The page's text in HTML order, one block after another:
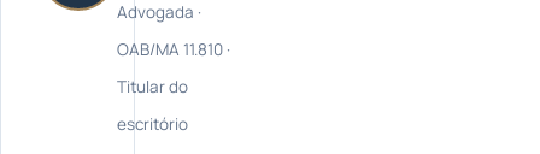
Advogada ·
OAB/MA 11.810 ·
Titular do
escritório